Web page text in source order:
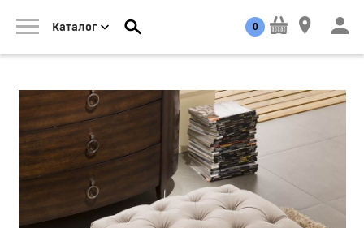
Каталог 0